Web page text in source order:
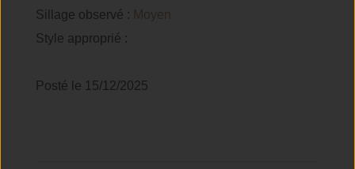
Sillage observé : Moyen
Style approprié :
Posté le 15/12/2025